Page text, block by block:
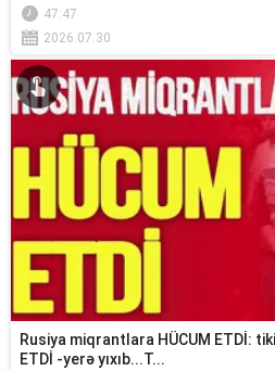
47:47
2026.07.30
Rusiya miqrantlara HÜCUM ETDİ:
ETDİ -yerə yıxıb...T...